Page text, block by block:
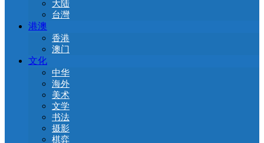
大陆
台灣
港澳
香港
澳门
文化
中华
海外
美术
文学
书法
摄影
棋弈